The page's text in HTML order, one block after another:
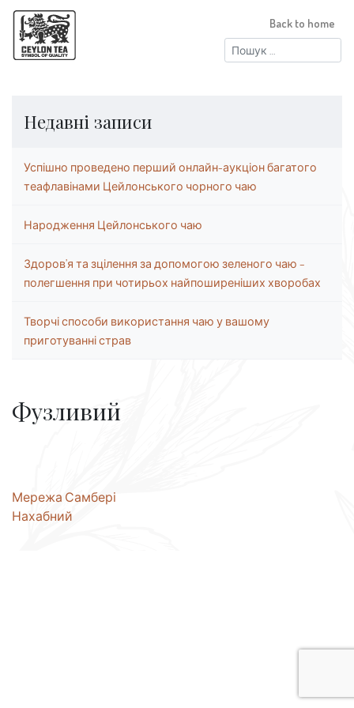
Пошук:
Back to home
Недавні записи
Успішно проведено перший онлайн-аукціон багатого
теафлавінами Цейлонського чорного чаю
Народження Цейлонського чаю
Здоров’я та зцілення за допомогою зеленого чаю –
полегшення при чотирьох найпоширеніших хворобах
Творчі способи використання чаю у вашому
приготуванні страв
Фузливий
Навігація
записів
Мережа Самбері
Нахабний